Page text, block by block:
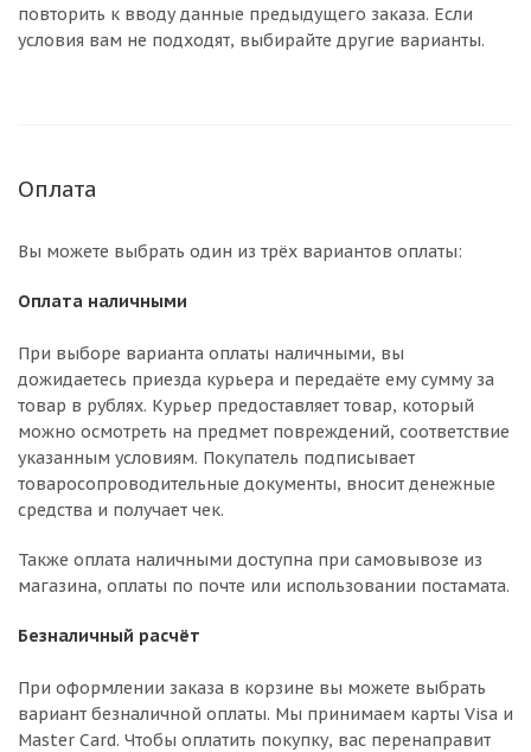
повторить к вводу данные предыдущего заказа. Если
условия вам не подходят, выбирайте другие варианты.
Оплата
Вы можете выбрать один из трёх вариантов оплаты:
Оплата наличными
При выборе варианта оплаты наличными, вы
дожидаетесь приезда курьера и передаёте ему сумму за
товар в рублях. Курьер предоставляет товар, который
можно осмотреть на предмет повреждений, соответствие
указанным условиям. Покупатель подписывает
товаросопроводительные документы, вносит денежные
средства и получает чек.
Также оплата наличными доступна при самовывозе из
магазина, оплаты по почте или использовании постамата.
Безналичный расчёт
При оформлении заказа в корзине вы можете выбрать
вариант безналичной оплаты. Мы принимаем карты Visa и
Master Card. Чтобы оплатить покупку, вас перенаправит